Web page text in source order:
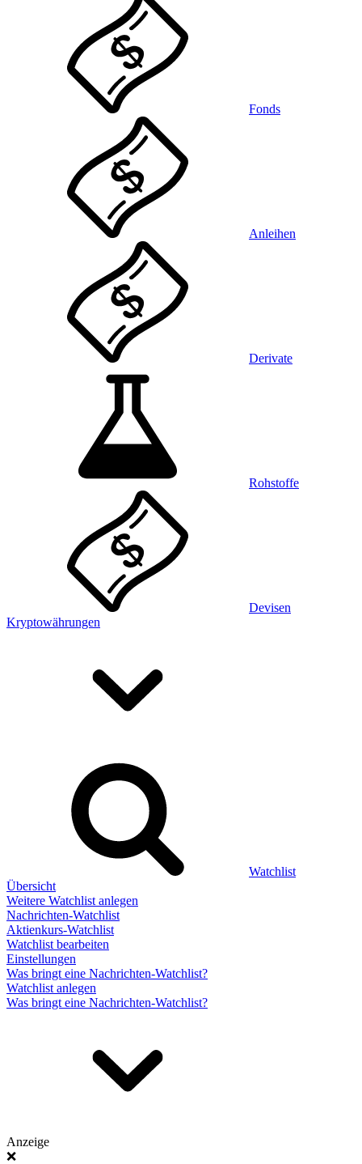
Fonds
Anleihen
Derivate
Rohstoffe
Devisen
Kryptowährungen
Watchlist
Übersicht
Weitere Watchlist anlegen
Nachrichten-Watchlist
Aktienkurs-Watchlist
Watchlist bearbeiten
Einstellungen
Was bringt eine Nachrichten-Watchlist?
Watchlist anlegen
Was bringt eine Nachrichten-Watchlist?
Anzeige
❌